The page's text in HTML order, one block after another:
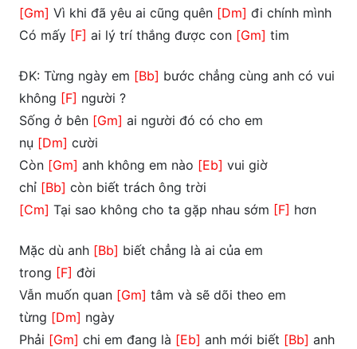
[Gm] Vì khi đã yêu ai cũng quên [Dm] đi chính mình
Có mấy [F] ai lý trí thắng được con [Gm] tim
ĐK: Từng ngày em [Bb] bước chẳng cùng anh có vui
không [F] người ?
Sống ở bên [Gm] ai người đó có cho em
nụ [Dm] cười
Còn [Gm] anh không em nào [Eb] vui giờ
chỉ [Bb] còn biết trách ông trời
[Cm] Tại sao không cho ta gặp nhau sớm [F] hơn
Mặc dù anh [Bb] biết chẳng là ai của em
trong [F] đời
Vẫn muốn quan [Gm] tâm và sẽ dõi theo em
từng [Dm] ngày
Phải [Gm] chi em đang là [Eb] anh mới biết [Bb] anh